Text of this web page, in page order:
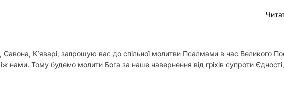
Савона, К’яварі, запрошую вас до спільної молитви Псалмами в час Великого
нами. Тому будемо молити Бога за наше навернення від гріхів супроти Єдності,